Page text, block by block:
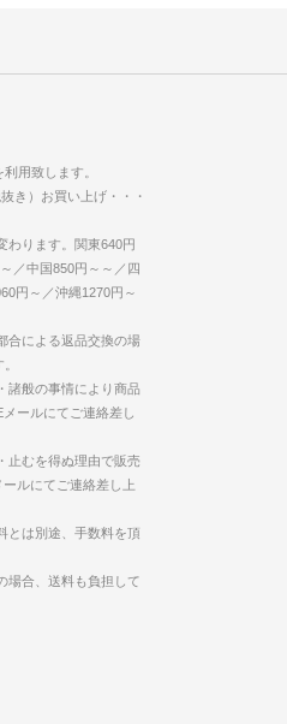
用致します。
き）お買い上げ・・・
わります。関東640円
／中国850円～～／四
円～／沖縄1270円～
合による返品交換の場
諸般の事情により商品
ールにてご連絡差し
止むを得ぬ理由で販売
ルにてご連絡差し上
とは別途、手数料を頂
場合、送料も負担して